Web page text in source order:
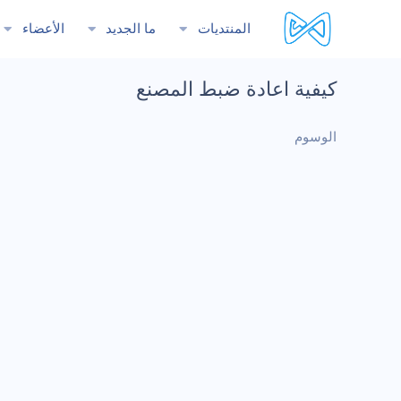
المنتديات ما الجديد الأعضاء
كيفية اعادة ضبط المصنع
الوسوم